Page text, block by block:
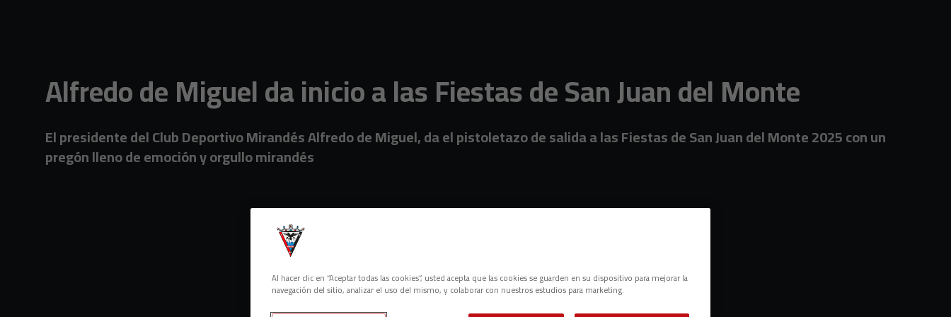
Alfredo de Miguel da inicio a las Fiestas de San Juan del Monte
El presidente del Club Deportivo Mirandés Alfredo de Miguel, da el pistoletazo de salida a las Fiestas de San Juan del Monte 2025 con un
pregón lleno de emoción y orgullo mirandés
Al hacer clic en “Aceptar todas las cookies”, usted acepta que las cookies se guarden en su dispositivo para mejorar la
navegación del sitio, analizar el uso del mismo, y colaborar con nuestros estudios para marketing.